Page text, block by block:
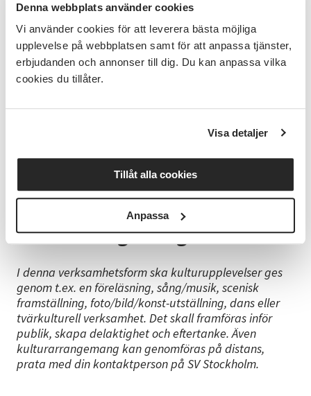
Denna webbplats använder cookies
Vi använder cookies för att leverera bästa möjliga
upplevelse på webbplatsen samt för att anpassa tjänster,
erbjudanden och annonser till dig. Du kan anpassa vilka
cookies du tillåter.
Visa detaljer
Tillåt alla cookies
Anpassa
I denna verksamhetsform har man möjlighet att pröva
nya former och utveckla nyskapande
folkbildningsverksamhet. Workshops, helgkurser eller
aktiviteter med många deltagare som t.ex. körer
passar denna verksamhetsform.
studiecirkel gäller (arbetsplan/studieplan,
godkännande av studieförbund i förhand, etc).
Minimiålder för deltagarna är 6 år.
Annan folkbildningsverksamhet består av minst 1
sammankomst och minst 1 studietimme.
Kulturarrangemang
I denna verksamhetsform ska kulturupplevelser ges
genom t.ex. en föreläsning, sång/musik, scenisk
framställning, foto/bild/konst-utställning, dans eller
tvärkulturell verksamhet. Det skall framföras inför
publik, skapa delaktighet och eftertanke. Även
kulturarrangemang kan genomföras på distans,
prata med din kontaktperson på SV Stockholm.